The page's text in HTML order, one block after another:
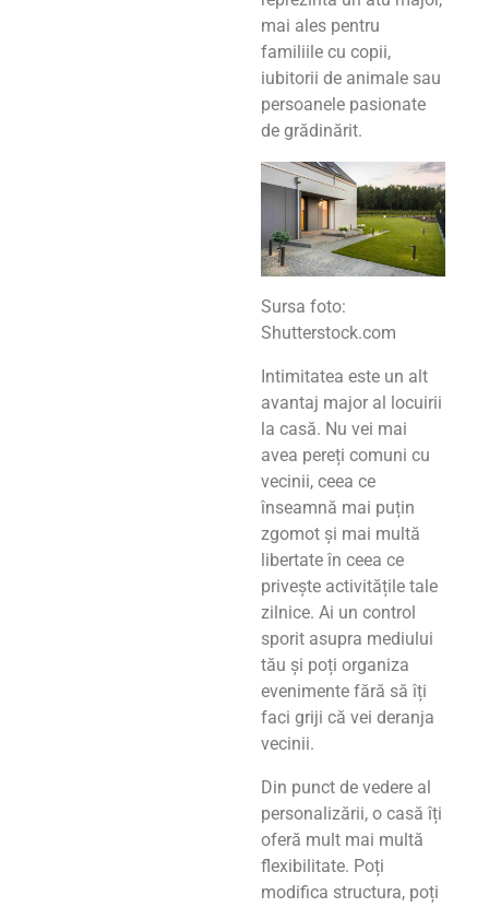
mai ales pentru
familiile cu copii,
iubitorii de animale sau
persoanele pasionate
de grădinărit.
Sursa foto:
Shutterstock.com
Intimitatea este un alt
avantaj major al locuirii
la casă. Nu vei mai
avea pereți comuni cu
vecinii, ceea ce
înseamnă mai puțin
zgomot și mai multă
libertate în ceea ce
privește activitățile tale
zilnice. Ai un control
sporit asupra mediului
tău și poți organiza
evenimente fără să îți
faci griji că vei deranja
vecinii.
Din punct de vedere al
personalizării, o casă îți
oferă mult mai multă
flexibilitate. Poți
modifica structura, poți